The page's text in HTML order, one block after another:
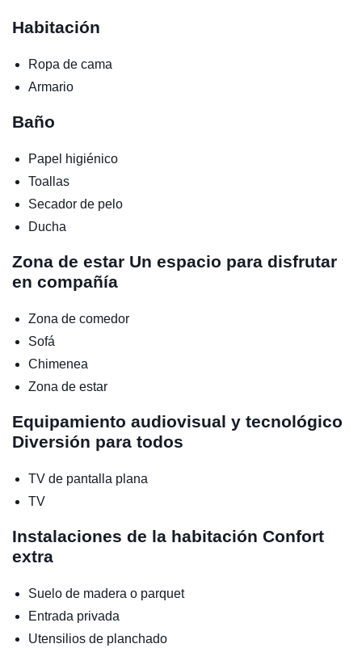
Habitación
Ropa de cama
Armario
Baño
Papel higiénico
Toallas
Secador de pelo
Ducha
Zona de estar Un espacio para disfrutar
en compañía
Zona de comedor
Sofá
Chimenea
Zona de estar
Equipamiento audiovisual y tecnológico
Diversión para todos
TV de pantalla plana
TV
Instalaciones de la habitación Confort
extra
Suelo de madera o parquet
Entrada privada
Utensilios de planchado